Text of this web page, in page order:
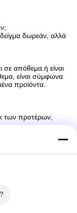
δωρεάν, αλλά
σε απόθεμα.ή είναι
είναι σύμφωνα
προϊόντα.
των προτέρων,